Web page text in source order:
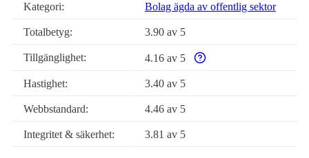
Kategori: Bolag ägda av offentlig sektor
Totalbetyg: 3.90 av 5
Tillgänglighet: 4.16 av 5
Varför enbart
Hastighet:
3.40 av 5
Webbstandard: 4.46 av 5
Integritet & säkerhet: 3.81 av 5